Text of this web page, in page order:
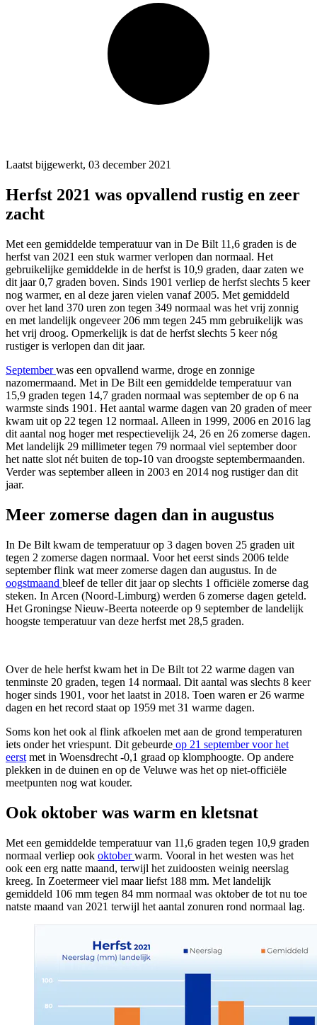
Laatst bijgewerkt, 03 december 2021
Herfst 2021 was opvallend rustig en zeer
zacht
Met een gemiddelde temperatuur van in De Bilt 11,6 graden is de
herfst van 2021 een stuk warmer verlopen dan normaal. Het
gebruikelijke gemiddelde in de herfst is 10,9 graden, daar zaten we
dit jaar 0,7 graden boven. Sinds 1901 verliep de herfst slechts 5 keer
nog warmer, en al deze jaren vielen vanaf 2005. Met gemiddeld
over het land 370 uren zon tegen 349 normaal was het vrij zonnig
en met landelijk ongeveer 206 mm tegen 245 mm gebruikelijk was
het vrij droog. Opmerkelijk is dat de herfst slechts 5 keer nóg
rustiger is verlopen dan dit jaar.
Septemberwas een opvallend warme, droge en zonnige
nazomermaand. Met in De Bilt een gemiddelde temperatuur van
15,9 graden tegen 14,7 graden normaal was september de op 6 na
warmste sinds 1901. Het aantal warme dagen van 20 graden of meer
kwam uit op 22 tegen 12 normaal. Alleen in 1999, 2006 en 2016 lag
dit aantal nog hoger met respectievelijk 24, 26 en 26 zomerse dagen.
Met landelijk 29 millimeter tegen 79 normaal viel september door
het natte slot nét buiten de top-10 van droogste septembermaanden.
Verder was september alleen in 2003 en 2014 nog rustiger dan dit
jaar.
Meer zomerse dagen dan in augustus
In De Bilt kwam de temperatuur op 3 dagen boven 25 graden uit
tegen 2 zomerse dagen normaal. Voor het eerst sinds 2006 telde
september flink wat meer zomerse dagen dan augustus. In de
oogstmaand bleef de teller dit jaar op slechts 1 officiële zomerse dag
steken. In Arcen (Noord-Limburg) werden 6 zomerse dagen geteld.
Het Groningse Nieuw-Beerta noteerde op 9 september de landelijk
hoogste temperatuur van deze herfst met 28,5 graden.
Over de hele herfst kwam het in De Bilt tot 22 warme dagen van
tenminste 20 graden, tegen 14 normaal. Dit aantal was slechts 8 keer
hoger sinds 1901, voor het laatst in 2018. Toen waren er 26 warme
dagen en het record staat op 1959 met 31 warme dagen.
Soms kon het ook al flink afkoelen met aan de grond temperaturen
iets onder het vriespunt. Dit gebeurde op 21 september voor het
eerst met in Woensdrecht -0,1 graad op klomphoogte. Op andere
plekken in de duinen en op de Veluwe was het op niet-officiële
meetpunten nog wat kouder.
Ook oktober was warm en kletsnat
Met een gemiddelde temperatuur van 11,6 graden tegen 10,9 graden
normaal verliep ook oktoberwarm. Vooral in het westen was het
ook een erg natte maand, terwijl het zuidoosten weinig neerslag
kreeg. In Zoetermeer viel maar liefst 188 mm. Met landelijk
gemiddeld 106 mm tegen 84 mm normaal was oktober de tot nu toe
natste maand van 2021 terwijl het aantal zonuren rond normaal lag.